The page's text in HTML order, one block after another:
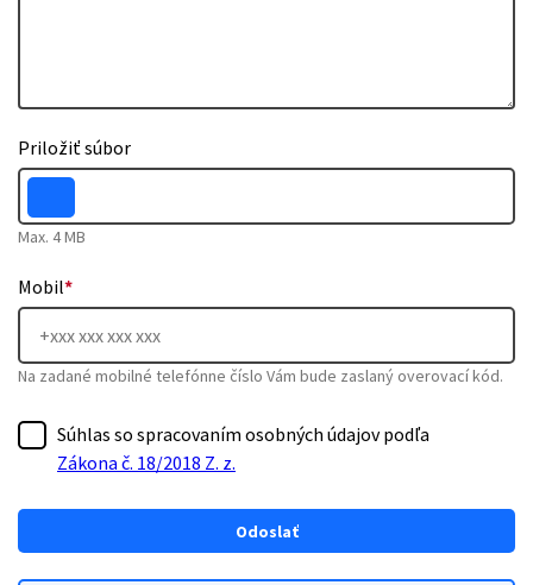
Priložiť súbor
Max. 4 MB
Mobil*
Na zadané mobilné telefónne číslo Vám bude zaslaný overovací kód.
Súhlas so spracovaním osobných údajov podľa
Zákona č. 18/2018 Z. z.